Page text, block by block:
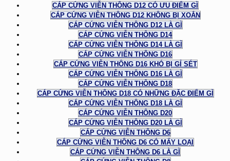
CÁP CỨNG VIỄN THÔNG D12 CÓ ƯU ĐIỂM GÌ
CÁP CỨNG VIỄN THÔNG D12 KHÔNG BỊ XOẮN
CÁP CỨNG VIỄN THÔNG D12 LÀ GÌ
CÁP CỨNG VIỄN THÔNG D14
CÁP CỨNG VIỄN THÔNG D14 LÀ GÌ
CÁP CỨNG VIỄN THÔNG D16
CÁP CỨNG VIỄN THÔNG D16 KHÓ BỊ GỈ SÉT
CÁP CỨNG VIỄN THÔNG D16 LÀ GÌ
CÁP CỨNG VIỄN THÔNG D18
CÁP CỨNG VIỄN THÔNG D18 CÓ NHỮNG ĐẶC ĐIỂM GÌ
CÁP CỨNG VIỄN THÔNG D18 LÀ GÌ
CÁP CỨNG VIỄN THÔNG D20
CÁP CỨNG VIỄN THÔNG D20 LÀ GÌ
CÁP CỨNG VIỄN THÔNG D6
CÁP CỨNG VIỄN THÔNG D6 CÓ MẤY LOẠI
CÁP CỨNG VIỄN THÔNG D6 LÀ GÌ